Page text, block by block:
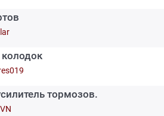
тормозов.